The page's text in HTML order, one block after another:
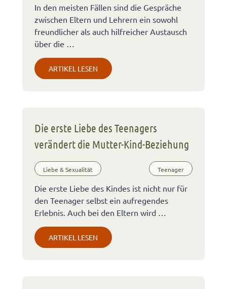
In den meisten Fällen sind die Gespräche
zwischen Eltern und Lehrern ein sowohl
freundlicher als auch hilfreicher Austausch
über die …
ARTIKEL LESEN
Die erste Liebe des Teenagers
verändert die Mutter-Kind-Beziehung
Liebe & Sexualität Teenager
Die erste Liebe des Kindes ist nicht nur für
den Teenager selbst ein aufregendes
Erlebnis. Auch bei den Eltern wird …
ARTIKEL LESEN